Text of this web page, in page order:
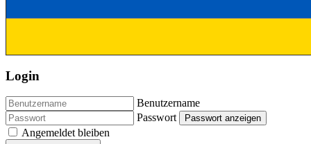
Login
Benutzername
Passwort
Passwort anzeigen
Angemeldet bleiben